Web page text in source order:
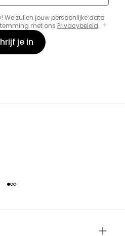
We zullen jouw persoonlijke data
met ons Privacybeleid.
je in